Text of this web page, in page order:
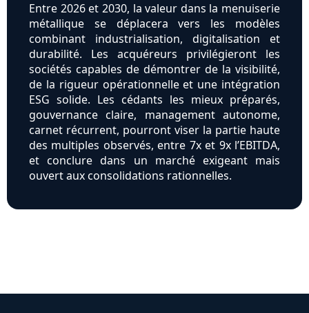
Entre 2026 et 2030, la valeur dans la menuiserie
métallique se déplacera vers les modèles
combinant industrialisation, digitalisation et
durabilité. Les acquéreurs privilégieront les
sociétés capables de démontrer de la visibilité,
de la rigueur opérationnelle et une intégration
ESG solide. Les cédants les mieux préparés,
gouvernance claire, management autonome,
carnet récurrent, pourront viser la partie haute
des multiples observés, entre 7x et 9x l’EBITDA,
et conclure dans un marché exigeant mais
ouvert aux consolidations rationnelles.